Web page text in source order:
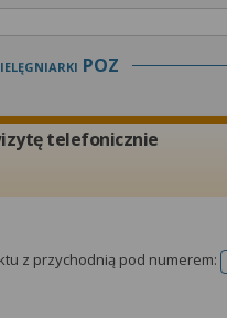
POZ
telefonicznie
z przychodnią pod numerem: